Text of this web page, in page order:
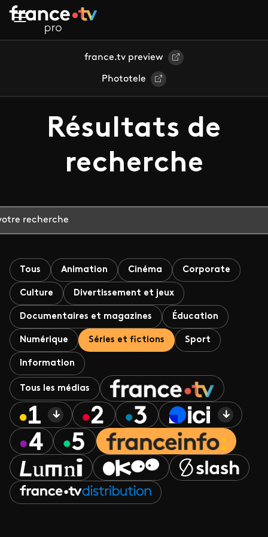
Aller au contenu principal
france.tv preview
Phototele
Résultats de
recherche
Tous Animation Cinéma Corporate
Culture Divertissement et jeux
Documentaires et magazines Éducation
Numérique Séries et fictions Sport
Information
Tous les médias